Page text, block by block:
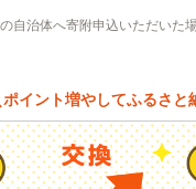
自治体へ寄附申込いただいた
ポイント増やしてふるさと